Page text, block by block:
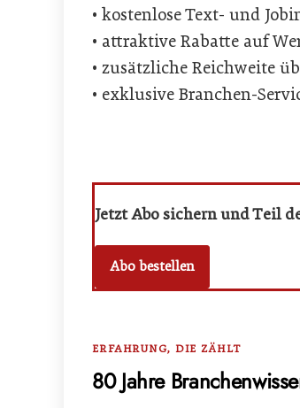
•⁠ ⁠kostenlose Text- und
•⁠ ⁠attraktive Rabatte auf
•⁠ ⁠zusätzliche Reichweite
•⁠ ⁠exklusive Branchen-
Jetzt Abo sichern und Teil
Abo bestellen
ERFAHRUNG, DIE ZÄHLT
80 Jahre